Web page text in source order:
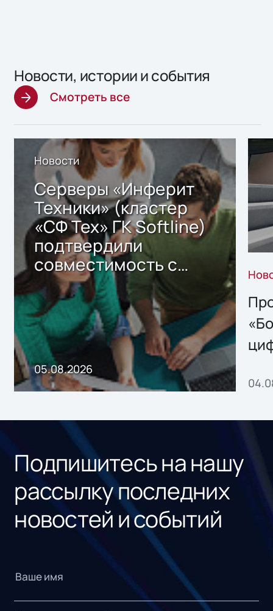
Новости, истории и события
Смотреть все
Новости
Серверы «Инферит
Техники» (кластер
«СФ Тех» ГК Softline)
подтвердили
совместимость с
решением Sharx
Storage 2.x для
хранения данных
05.08.2026
Подпишитесь на нашу
рассылку последних
новостей и событий